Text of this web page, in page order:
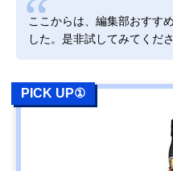
ここからは、編集部おすす
した。是非試してみてくださ
PICK UP①